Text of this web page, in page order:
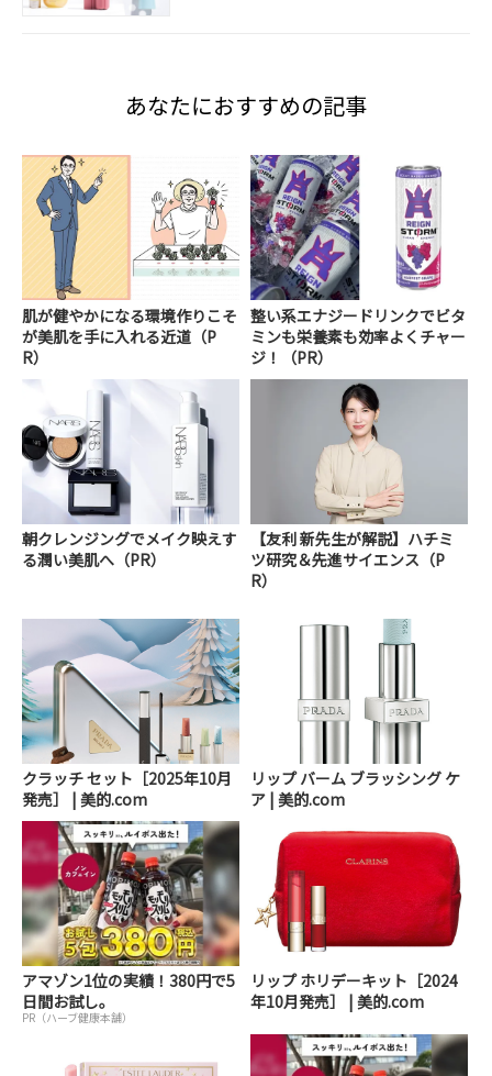
あなたにおすすめの記事
肌が健やかになる環境作りこそ
が美肌を手に入れる近道（P
R）
整い系エナジードリンクでビタ
ミンも栄養素も効率よくチャー
ジ！（PR）
朝クレンジングでメイク映えす
る潤い美肌へ（PR）
【友利 新先生が解説】ハチミ
ツ研究＆先進サイエンス（P
R）
クラッチ セット［2025年10月
発売］ | 美的.com
リップ バーム ブラッシング ケ
ア | 美的.com
アマゾン1位の実績！380円で5
日間お試し。
PR（ハーブ健康本舗）
リップ ホリデーキット［2024
年10月発売］ | 美的.com